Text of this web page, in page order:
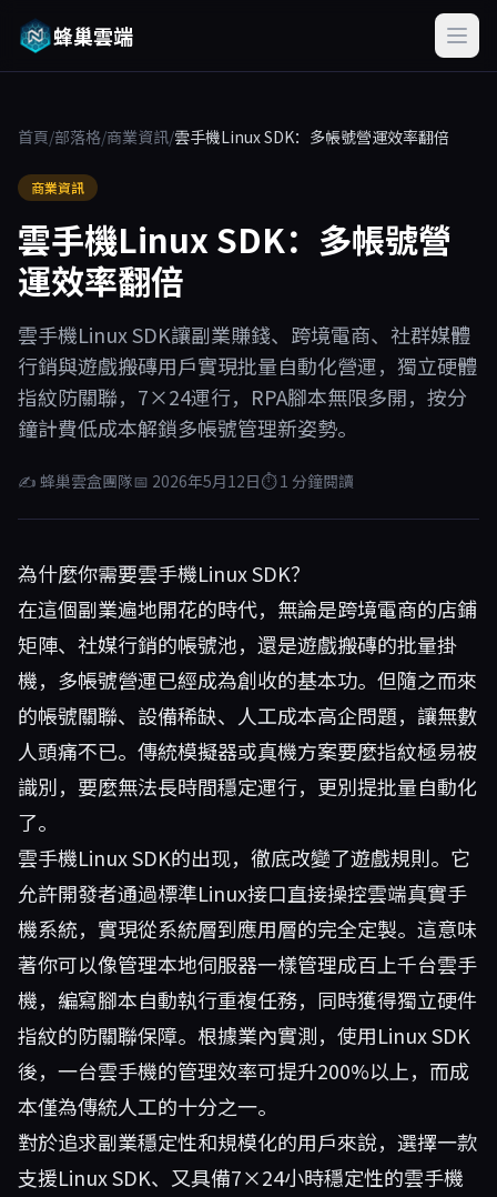
蜂巢雲端
首頁/部落格/商業資訊/雲手機Linux SDK：多帳號營運效率翻倍
商業資訊
雲手機Linux SDK：多帳號營
運效率翻倍
雲手機Linux SDK讓副業賺錢、跨境電商、社群媒體
行銷與遊戲搬磚用戶實現批量自動化營運，獨立硬體
指紋防關聯，7×24運行，RPA腳本無限多開，按分
鐘計費低成本解鎖多帳號管理新姿勢。
✍ 蜂巢雲盒團隊📅 2026年5月12日⏱ 1 分鐘閱讀
為什麼你需要雲手機Linux SDK？
在這個副業遍地開花的時代，無論是跨境電商的店鋪
矩陣、社媒行銷的帳號池，還是遊戲搬磚的批量掛
機，多帳號營運已經成為創收的基本功。但隨之而來
的帳號關聯、設備稀缺、人工成本高企問題，讓無數
人頭痛不已。傳統模擬器或真機方案要麼指紋極易被
識別，要麼無法長時間穩定運行，更別提批量自動化
了。
雲手機Linux SDK的出现，徹底改變了遊戲規則。它
允許開發者通過標準Linux接口直接操控雲端真實手
機系統，實現從系統層到應用層的完全定製。這意味
著你可以像管理本地伺服器一樣管理成百上千台雲手
機，編寫腳本自動執行重複任務，同時獲得獨立硬件
指紋的防關聯保障。根據業內實測，使用Linux SDK
後，一台雲手機的管理效率可提升200%以上，而成
本僅為傳統人工的十分之一。
對於追求副業穩定性和規模化的用戶來說，選擇一款
支援Linux SDK、又具備7×24小時穩定性的雲手機